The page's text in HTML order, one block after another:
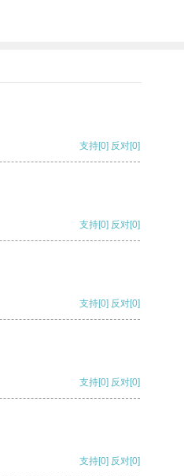
支持[0] 反对[0]
支持[0] 反对[0]
支持[0] 反对[0]
支持[0] 反对[0]
支持[0] 反对[0]